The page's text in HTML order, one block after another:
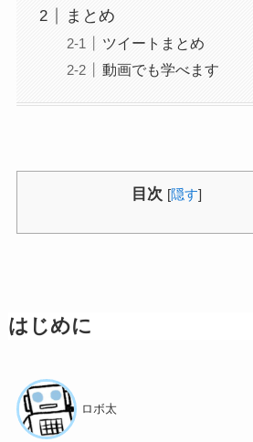
まとめ
ツイートまとめ
動画でも学べます
目次 [隠す]
はじめに
ロボ太